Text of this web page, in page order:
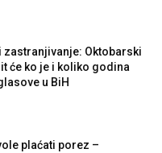
zastranjivanje: Oktobarski
će ko je i koliko godina
u BiH
plaćati porez –